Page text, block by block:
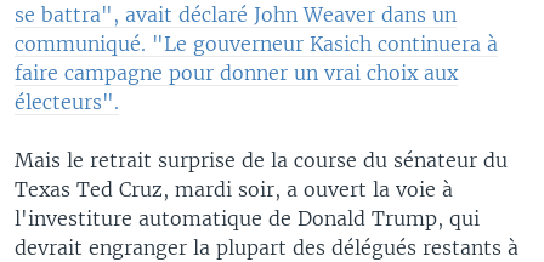
se battra", avait déclaré John Weaver dans un
communiqué. "Le gouverneur Kasich continuera à
faire campagne pour donner un vrai choix aux
électeurs".
Mais le retrait surprise de la course du sénateur du
Texas Ted Cruz, mardi soir, a ouvert la voie à
l'investiture automatique de Donald Trump, qui
devrait engranger la plupart des délégués restants à